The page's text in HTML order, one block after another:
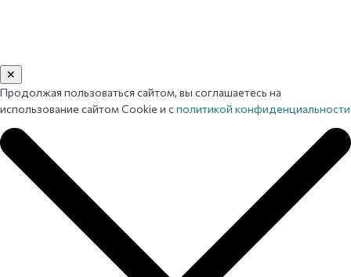
✕
Продолжая пользоваться сайтом, вы соглашаетесь на
использование сайтом Cookie и сполитикой конфиденциальности